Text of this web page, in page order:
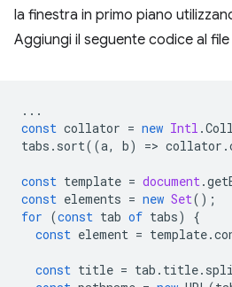
la finestra in primo piano
Aggiungi il seguente codice al file
...
const collator = new Intl .
tabs . sort((a, b) => collator .
const template = document.
const elements = new Set();
for (const tab of tabs)
{
const element = template.
const title = tab . title.